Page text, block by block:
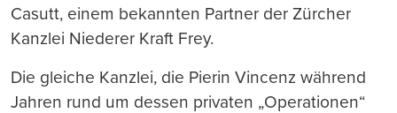
Casutt, einem bekannten Partner der Zürcher
Kanzlei Niederer Kraft Frey.
Die gleiche Kanzlei, die Pierin Vincenz während
Jahren rund um dessen privaten „Operationen“